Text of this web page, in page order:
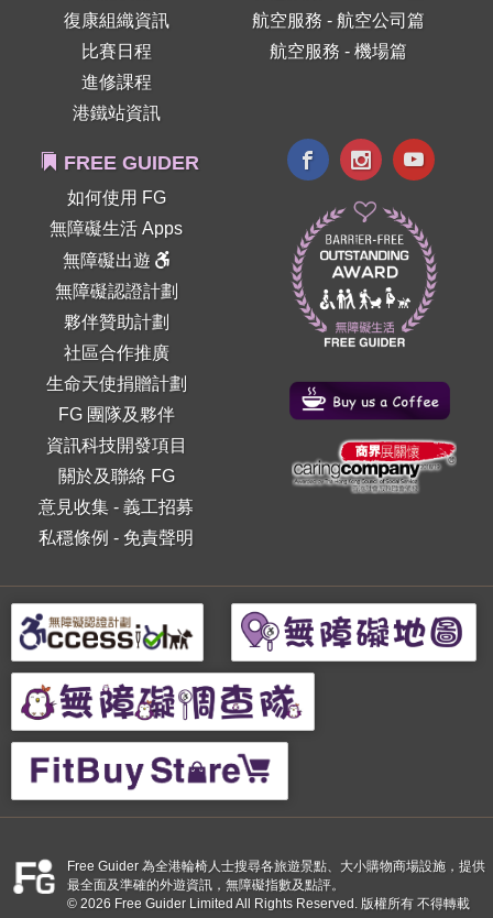
復康組織資訊
比賽日程
進修課程
港鐵站資訊
航空服務 - 航空公司篇
航空服務 - 機場篇
FREE GUIDER
如何使用 FG
無障礙生活 Apps
無障礙出遊
無障礙認證計劃
夥伴贊助計劃
社區合作推廣
生命天使捐贈計劃
FG 團隊及夥伴
資訊科技開發項目
關於及聯絡 FG
意見收集 -義工招募
私穩條例 - 免責聲明
Free Guider 為全港輪椅人士搜尋各旅遊景點、大小購物商場設施，提供
最全面及準確的外遊資訊，無障礙指數及點評。
© 2026 Free Guider Limited All Rights Reserved. 版權所有 不得轉載